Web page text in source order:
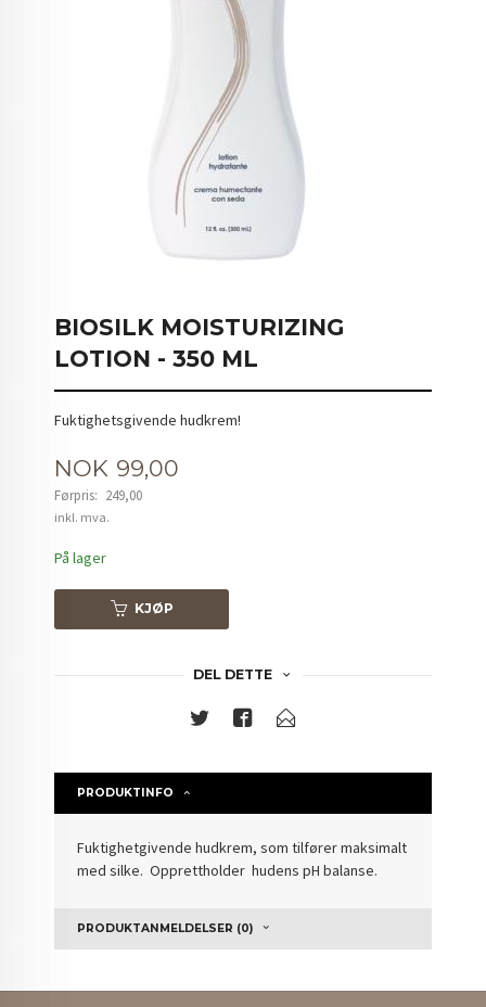
BIOSILK MOISTURIZING
LOTION - 350 ML
Fuktighetsgivende hudkrem!
Tilbud
NOK 99,00
Førpris: 249,00
Rabatt
inkl. mva.
På lager
KJØP
DEL DETTE
PRODUKTINFO
Fuktighetgivende hudkrem, som tilfører maksimalt
med silke. Opprettholder hudens pH balanse.
PRODUKTANMELDELSER (0)